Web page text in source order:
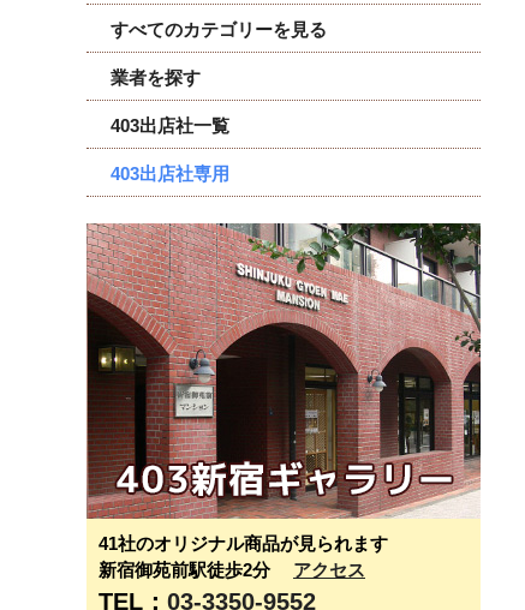
すべてのカテゴリーを見る
業者を探す
403出店社一覧
403出店社専用
41社のオリジナル商品が見られます
新宿御苑前駅徒歩2分 アクセス
TEL： 03-3350-9552